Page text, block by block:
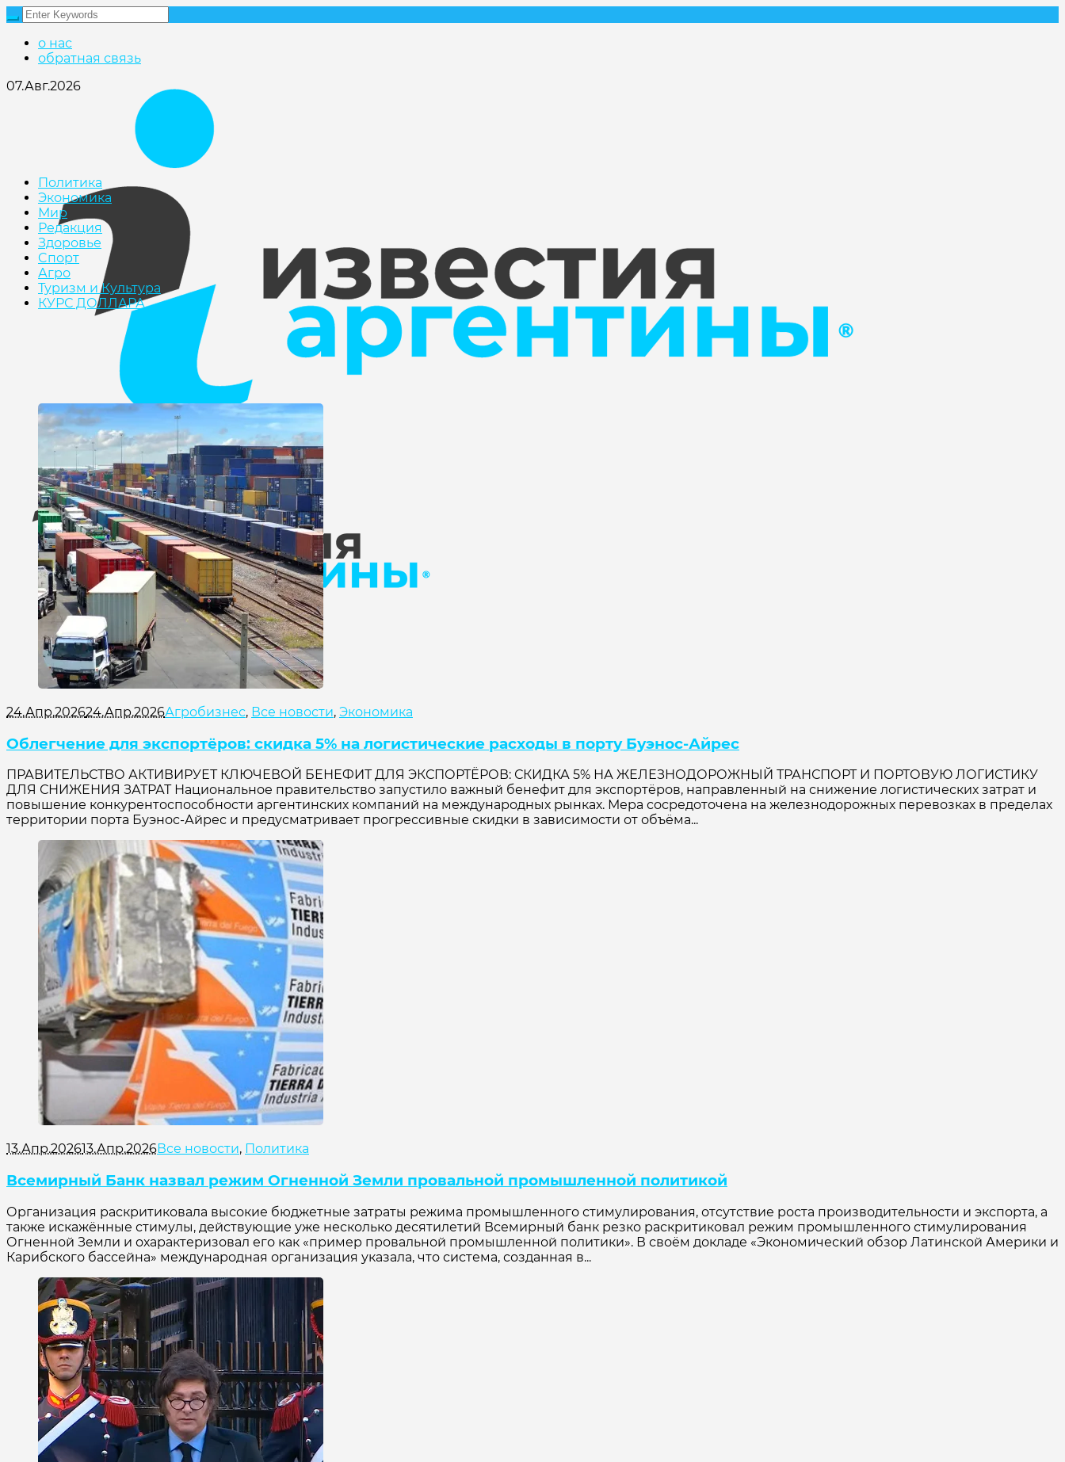
о нас
обратная связь
07.Авг.2026
Политика
Экономика
Мир
Редакция
Здоровье
Cпорт
Агро
Туризм и Культура
КУРС ДОЛЛАРА
24.Апр.202624.Апр.2026Агробизнес, Все новости, Экономика
Облегчение для экспортёров: скидка 5% на логистические расходы в порту Буэнос-Айрес
ПРАВИТЕЛЬСТВО АКТИВИРУЕТ КЛЮЧЕВОЙ БЕНЕФИТ ДЛЯ ЭКСПОРТЁРОВ: СКИДКА 5% НА ЖЕЛЕЗНОДОРОЖНЫЙ ТРАНСПОРТ И ПОРТОВУЮ ЛОГИСТИКУ
ДЛЯ СНИЖЕНИЯ ЗАТРАТ Национальное правительство запустило важный бенефит для экспортёров, направленный на снижение логистических затрат и
повышение конкурентоспособности аргентинских компаний на международных рынках. Мера сосредоточена на железнодорожных перевозках в пределах
территории порта Буэнос-Айрес и предусматривает прогрессивные скидки в зависимости от объёма...
13.Апр.202613.Апр.2026Все новости, Политика
Всемирный Банк назвал режим Огненной Земли провальной промышленной политикой
Организация раскритиковала высокие бюджетные затраты режима промышленного стимулирования, отсутствие роста производительности и экспорта, а
также искажённые стимулы, действующие уже несколько десятилетий Всемирный банк резко раскритиковал режим промышленного стимулирования
Огненной Земли и охарактеризовал его как «пример провальной промышленной политики». В своём докладе «Экономический обзор Латинской Америки и
Карибского бассейна» международная организация указала, что система, созданная в...